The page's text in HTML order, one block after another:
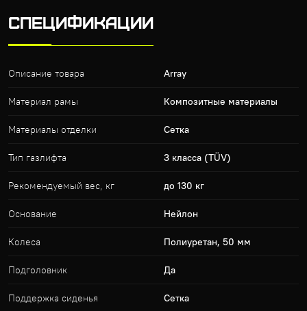
СПЕЦИФИКАЦИИ
Описание товара Array
Материал рамы Композитные материалы
Материалы отделки Сетка
Тип газлифта 3 класса (TÜV)
Рекомендуемый вес, кг до 130 кг
Основание Нейлон
Колеса Полиуретан, 50 мм
Подголовник Да
Поддержка сиденья Сетка